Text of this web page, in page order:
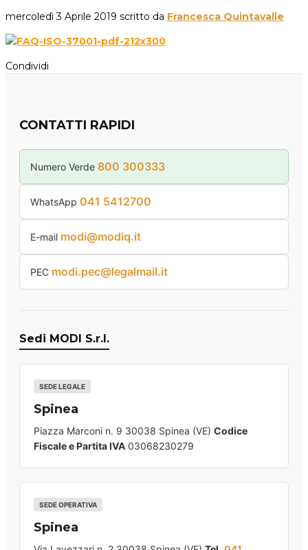
mercoledì 3 Aprile 2019 scritto da Francesca Quintavalle
Condividi
CONTATTI RAPIDI
Numero Verde 800 300333
WhatsApp 041 5412700
E-mail modi@modiq.it
PEC modi.pec@legalmail.it
Sedi MODI S.r.l.
SEDE LEGALE
Spinea
Piazza Marconi n. 9 30038 Spinea (VE) Codice
Fiscale e Partita IVA 03068230279
SEDE OPERATIVA
Spinea